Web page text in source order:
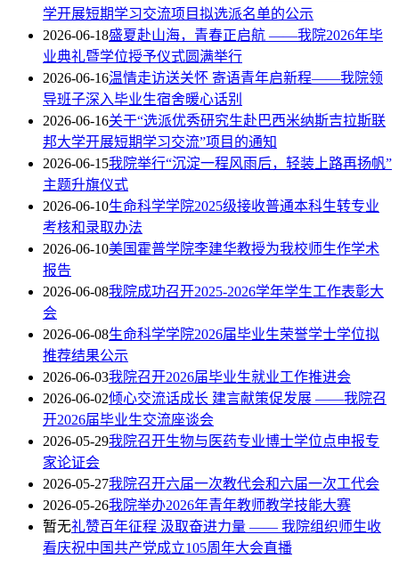
学开展短期学习交流项目拟选派名单的公示
2026-06-18盛夏赴山海，青春正启航 ——我院2026年毕
业典礼暨学位授予仪式圆满举行
2026-06-16温情走访送关怀 寄语青年启新程——我院领
导班子深入毕业生宿舍暖心话别
2026-06-16关于“选派优秀研究生赴巴西米纳斯吉拉斯联
邦大学开展短期学习交流”项目的通知
2026-06-15我院举行“沉淀一程风雨后，轻装上路再扬帆”
主题升旗仪式
2026-06-10生命科学学院2025级接收普通本科生转专业
考核和录取办法
2026-06-10美国霍普学院李建华教授为我校师生作学术
报告
2026-06-08我院成功召开2025-2026学年学生工作表彰大
会
2026-06-08生命科学学院2026届毕业生荣誉学士学位拟
推荐结果公示
2026-06-03我院召开2026届毕业生就业工作推进会
2026-06-02倾心交流话成长 建言献策促发展 ——我院召
开2026届毕业生交流座谈会
2026-05-29我院召开生物与医药专业博士学位点申报专
家论证会
2026-05-27我院召开六届一次教代会和六届一次工代会
2026-05-26我院举办2026年青年教师教学技能大赛
暂无礼赞百年征程 汲取奋进力量 —— 我院组织师生收
看庆祝中国共产党成立105周年大会直播